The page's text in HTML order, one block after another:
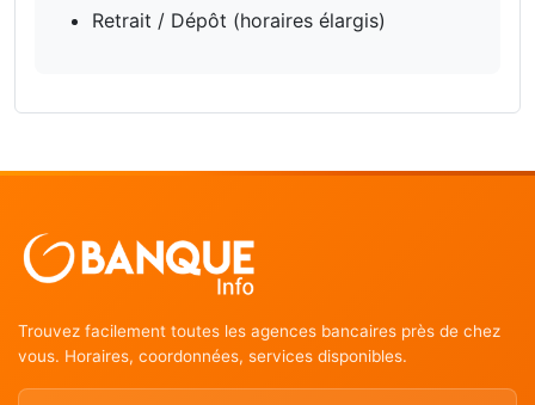
Retrait / Dépôt (horaires élargis)
Trouvez facilement toutes les agences bancaires près de chez
vous. Horaires, coordonnées, services disponibles.